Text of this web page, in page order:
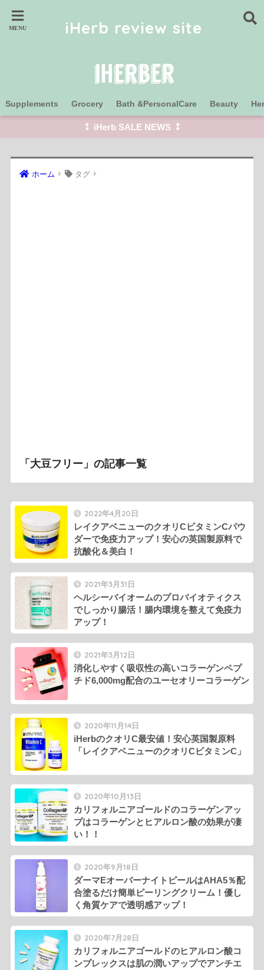
iHerb review site
Supplements Grocery Bath &PersonalCare Beauty
⁑ iHerb SALE NEWS ⁑
ホーム タグ
「大豆フリー」の記事一覧
2022年4月20日
レイクアベニューのクオリCビタミンCパウ
ダーで免疫力アップ！安心の英国製原料で
抗酸化＆美白！
2021年3月31日
ヘルシーバイオームのプロバイオティクス
でしっかり腸活！腸内環境を整えて免疫力
アップ！
2021年3月12日
消化しやすく吸収性の高いコラーゲンペプ
チド6,000mg配合のユーセオリーコラーゲン
2020年11月14日
iHerbのクオリC最安値！安心英国製原料
「レイクアベニューのクオリCビタミンC」
2020年10月13日
カリフォルニアゴールドのコラーゲンアッ
プはコラーゲンとヒアルロン酸の効果が凄
い！！
2020年9月18日
ダーマEオーバーナイトピールはAHA5％配
合塗るだけ簡単ピーリングクリーム！優し
く角質ケアで透明感アップ！
2020年7月28日
カリフォルニアゴールドのヒアルロン酸コ
ンプレックスは肌の潤いアップでアンチエ